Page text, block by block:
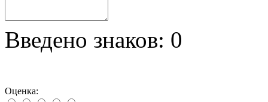
Введено знаков: 0
Оценка: